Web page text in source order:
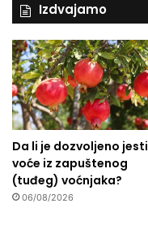
Izdvajamo
Da li je dozvoljeno jesti
voće iz zapuštenog
(tuđeg) voćnjaka?
06/08/2026